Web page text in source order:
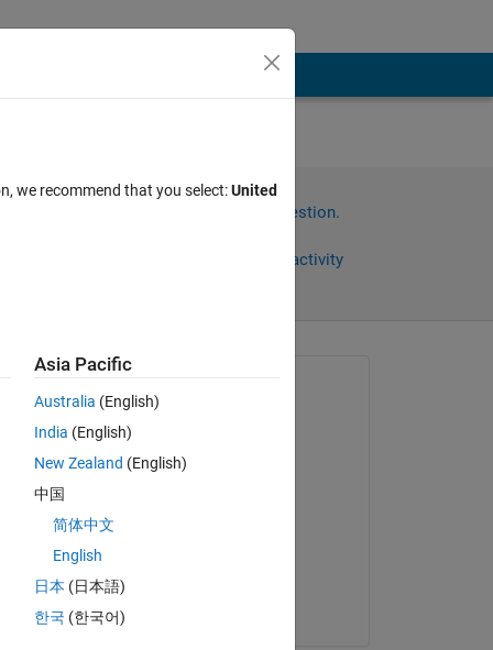
に
Sign in to answer this question.
Sign in to follow activity
on 4 Feb 2025
Accepted:
we recommend that you select:United
Asia Pacific
Australia (English)
India (English)
New Zealand (English)
中国
简体中文
English
日本 (日本語)
한국 (한국어)